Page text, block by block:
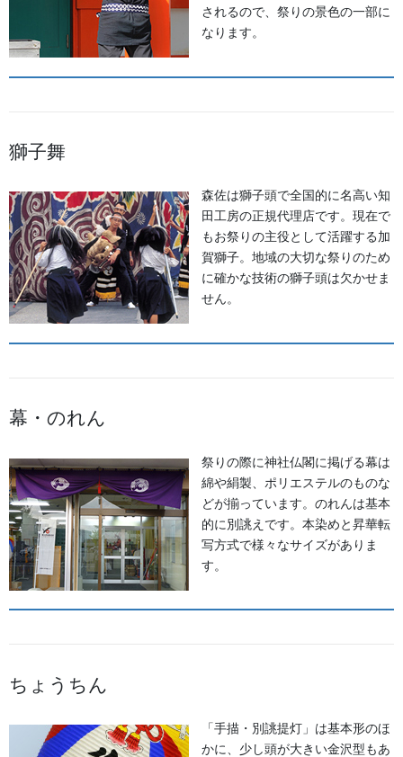
されるので、祭りの景色の一部に
なります。
獅子舞
森佐は獅子頭で全国的に名高い知
田工房の正規代理店です。現在で
もお祭りの主役として活躍する加
賀獅子。地域の大切な祭りのため
に確かな技術の獅子頭は欠かせま
せん。
幕・のれん
祭りの際に神社仏閣に掲げる幕は
綿や絹製、ポリエステルのものな
どが揃っています。のれんは基本
的に別誂えです。本染めと昇華転
写方式で様々なサイズがありま
す。
ちょうちん
「手描・別誂提灯」は基本形のほ
かに、少し頭が大きい金沢型もあ